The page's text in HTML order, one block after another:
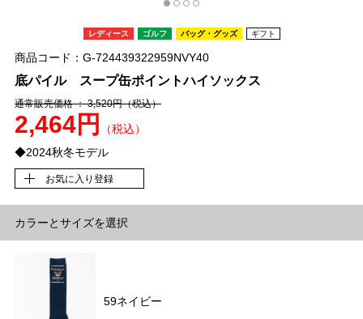
レディース ゴルフ バッグ・グッズ ギフト
商品コード：G-724439322959NVY40
底パイル スープ缶ポイントハイソックス
通常販売価格 ： 3,520円（税込）
2,464円
（税込）
◆2024秋冬モデル
お気に入り登録
カラーとサイズを選択
59ネイビー